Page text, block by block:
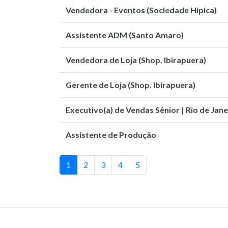
Vendedora - Eventos (Sociedade Hípica)
Assistente ADM (Santo Amaro)
Vendedora de Loja (Shop. Ibirapuera)
Gerente de Loja (Shop. Ibirapuera)
Executivo(a) de Vendas Sênior | Rio de
Assistente de Produção
1 2 3 4 5